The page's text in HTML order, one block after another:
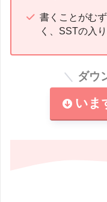
書くことがむ
く、SSTの入
ダウ
いま